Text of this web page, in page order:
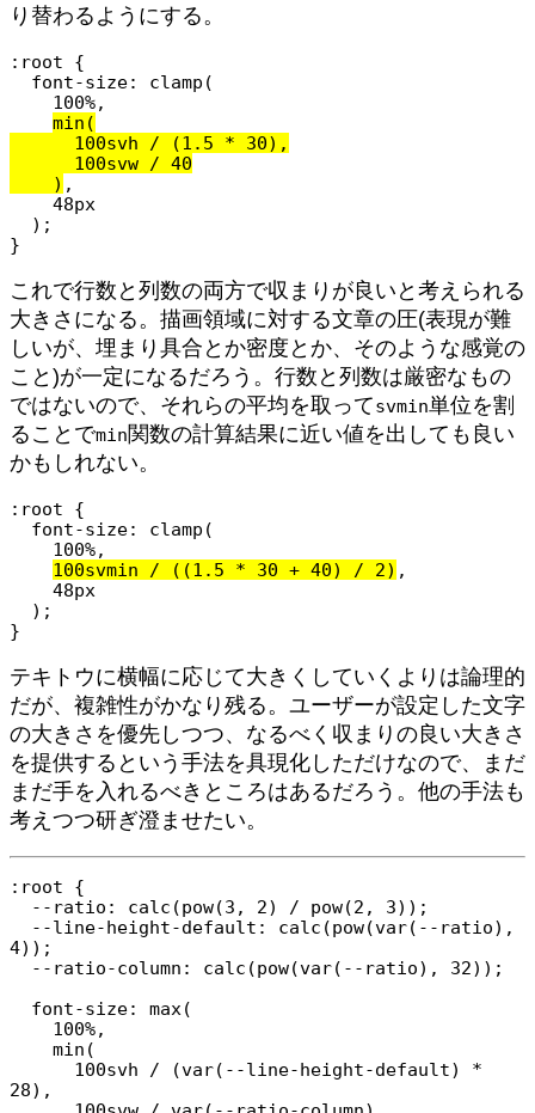
り替わるようにする。
:root {
min(
    )
,
}
これで行数と列数の両方で収まりが良いと考えられる
大きさになる。描画領域に対する文章の圧(表現が難
しいが、埋まり具合とか密度とか、そのような感覚の
こと)が一定になるだろう。行数と列数は厳密なもの
ではないので、それらの平均を取ってsvmin単位を割
ることでmin関数の計算結果に近い値を出しても良い
かもしれない。
:root {
100svmin / ((1.5 * 30 + 40) / 2) ,
}
テキトウに横幅に応じて大きくしていくよりは論理的
だが、複雑性がかなり残る。ユーザーが設定した文字
の大きさを優先しつつ、なるべく収まりの良い大きさ
を提供するという手法を具現化しただけなので、まだ
まだ手を入れるべきところはあるだろう。他の手法も
考えつつ研ぎ澄ませたい。
:root {
4));
28),